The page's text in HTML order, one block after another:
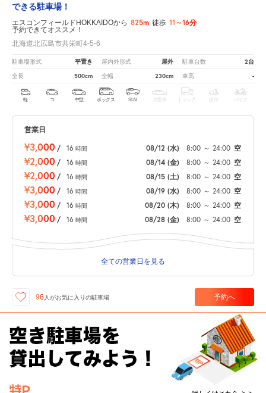
できる駐車場！
エスコンフィールドHOKKAIDOから 825m 徒歩 11～16分
予約できてオススメ！
北海道北広島市共栄町4-5-6
駐車場形式 平置き 屋内外形式 屋外 駐車台数 2台
全長 500cm 全幅 230cm 車高 -
軽 コ 中型 ボックス SUV 大型車 トラック 原付 バイク
営業日
¥3,000 / 16 時間 08/12 (水) 8:00 ～ 24:00 空
¥2,000 / 16 時間 08/14 (金) 8:00 ～ 24:00 空
¥2,000 / 16 時間 08/15 (土) 8:00 ～ 24:00 空
¥3,000 / 16 時間 08/19 (水) 8:00 ～ 24:00 空
¥3,000 / 16 時間 08/20 (木) 8:00 ～ 24:00 空
¥3,000 / 16 時間 08/28 (金) 8:00 ～ 24:00 空
全ての営業日を見る
96 人がお気に入りの駐車場 予約へ